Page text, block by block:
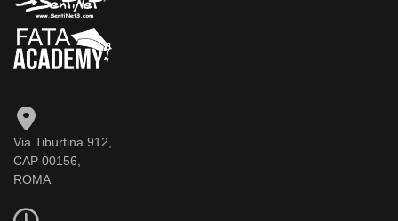
Via Tiburtina 912,
CAP 00156,
ROMA